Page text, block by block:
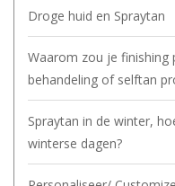
Droge huid en Spraytan
Waarom zou je finishing
behandeling of selftan
Spraytan in de winter,
winterse dagen?